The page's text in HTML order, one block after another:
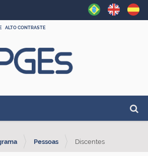
ALTO CONTRASTE
Busca
Pessoas Discentes